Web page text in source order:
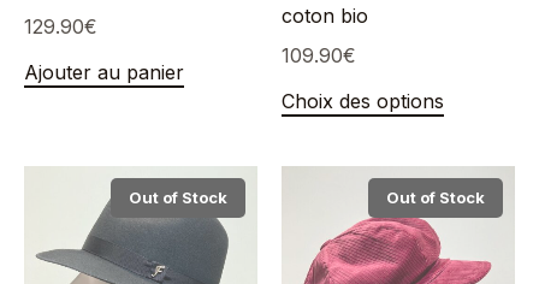
129.90€
Ajouter au panier
coton bio
109.90€
Choix des options
Out of Stock Out of Stock